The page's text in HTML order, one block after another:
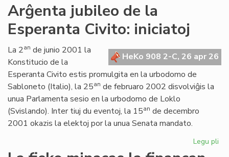
en
Arĝenta jubileo de la
Esperanta Civito: iniciatoj
HeKo 908 2-C, 26 apr 26
La 2an de junio 2001 la
Konstitucio de la
Esperanta Civito estis promulgita en la urbodomo de
Sabloneto (Italio), la 25an de februaro 2002 disvolviĝis la
unua Parlamenta sesio en la urbodomo de Loklo
(Svislando). Inter tiuj du eventoj, la 15an de decembro
2001 okazis la elektoj por la unua Senata mandato.
Legu pli